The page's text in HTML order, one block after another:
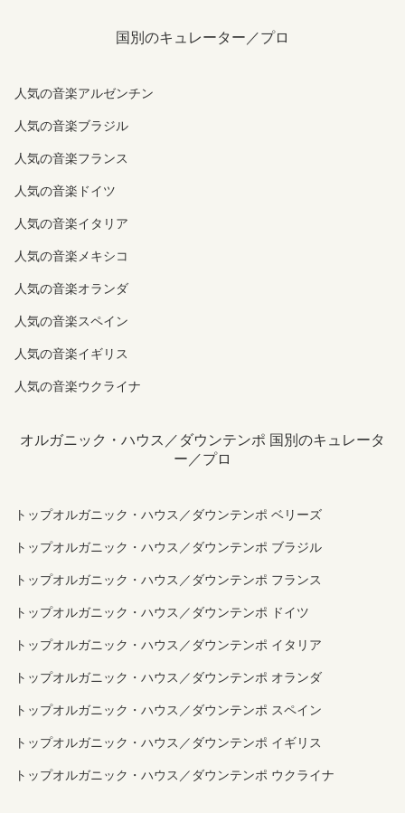
国別のキュレーター／プロ
人気の音楽アルゼンチン
人気の音楽ブラジル
人気の音楽フランス
人気の音楽ドイツ
人気の音楽イタリア
人気の音楽メキシコ
人気の音楽オランダ
人気の音楽スペイン
人気の音楽イギリス
人気の音楽ウクライナ
オルガニック・ハウス／ダウンテンポ 国別のキュレータ
ー／プロ
トップオルガニック・ハウス／ダウンテンポ ベリーズ
トップオルガニック・ハウス／ダウンテンポ ブラジル
トップオルガニック・ハウス／ダウンテンポ フランス
トップオルガニック・ハウス／ダウンテンポ ドイツ
トップオルガニック・ハウス／ダウンテンポ イタリア
トップオルガニック・ハウス／ダウンテンポ オランダ
トップオルガニック・ハウス／ダウンテンポ スペイン
トップオルガニック・ハウス／ダウンテンポ イギリス
トップオルガニック・ハウス／ダウンテンポ ウクライナ